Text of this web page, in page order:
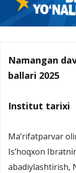
Namangan
ballari 2025
Institut tarixi
Ma’rifatparvar
Is’hoqxon
abadiylashtirish,